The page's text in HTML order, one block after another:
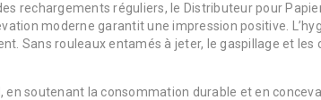
rechargements réguliers, le Distributeur pour
moderne garantit une impression positive.
Sans rouleaux entamés à jeter, le gaspillage et les
en soutenant la consommation durable et en